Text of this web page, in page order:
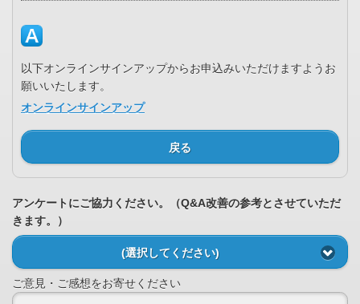
以下オンラインサインアップからお申込みいただけますようお
願いいたします。
オンラインサインアップ
戻る
アンケートにご協力ください。（Q&A改善の参考とさせていただ
きます。）
(選択してください)
ご意見・ご感想をお寄せください